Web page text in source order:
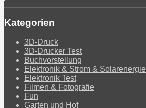
Kategorien
3D-Druck
3D-Drucker Test
Buchvorstellung
Elektronik & Strom & Solarenergie
Elektronik Test
Filmen & Fotografie
Fun
Garten und Hof